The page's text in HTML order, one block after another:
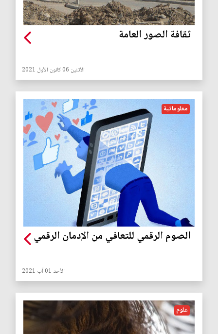
ثقافة الصور العامة
الأثنين 06 كانون الأول 2021
معلوماتية
الصوم الرقمي للتعافي من الإدمان الرقمي
الأحد 01 آب 2021
علوم